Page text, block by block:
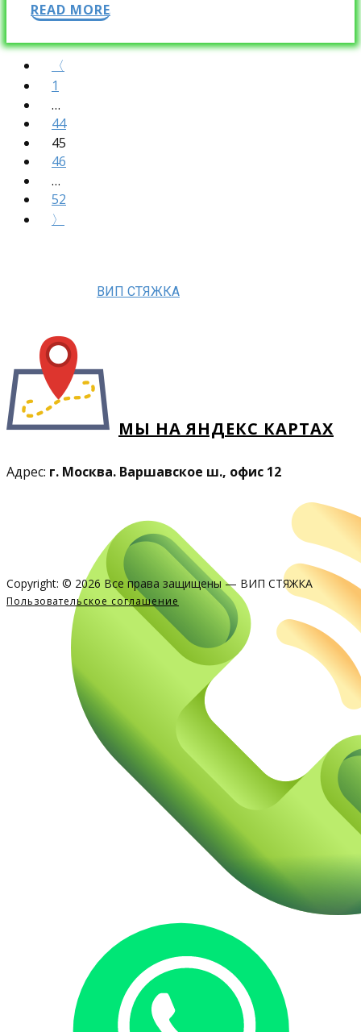
READ MORE
〈
1
…
44
45
46
…
52
〉
ВИП СТЯЖКА
МЫ НА ЯНДЕКС КАРТАХ
Адрес: г. Москва. Варшавское ш., офис 12
Copyright: ​© 2026 Все права защищены — ВИП СТЯЖКА
Пользовательское соглашение